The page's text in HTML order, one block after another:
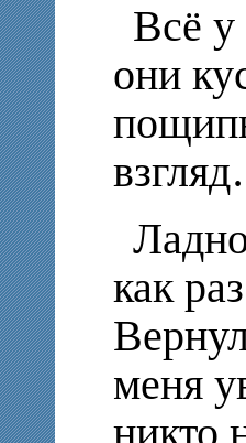
Всё у
они
как
меня
никто